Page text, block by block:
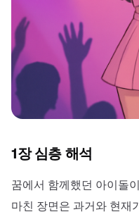
1장 심층 해석
꿈에서 함께했던 아이돌
마친 장면은 과거와 현재